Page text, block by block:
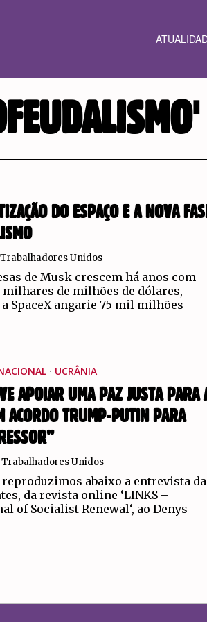
DO ESPAÇO E A NOVA
Trabalhadores Unidos
de Musk crescem há anos com
de milhões de dólares,
SpaceX angarie 75 mil milhões
· UCRÂNIA
APOIAR UMA PAZ JUSTA PARA
ACORDO TRUMP-PUTIN PARA
Trabalhadores Unidos
abaixo a entrevista
da revista online ‘LINKS –
of Socialist Renewal‘, ao Denys